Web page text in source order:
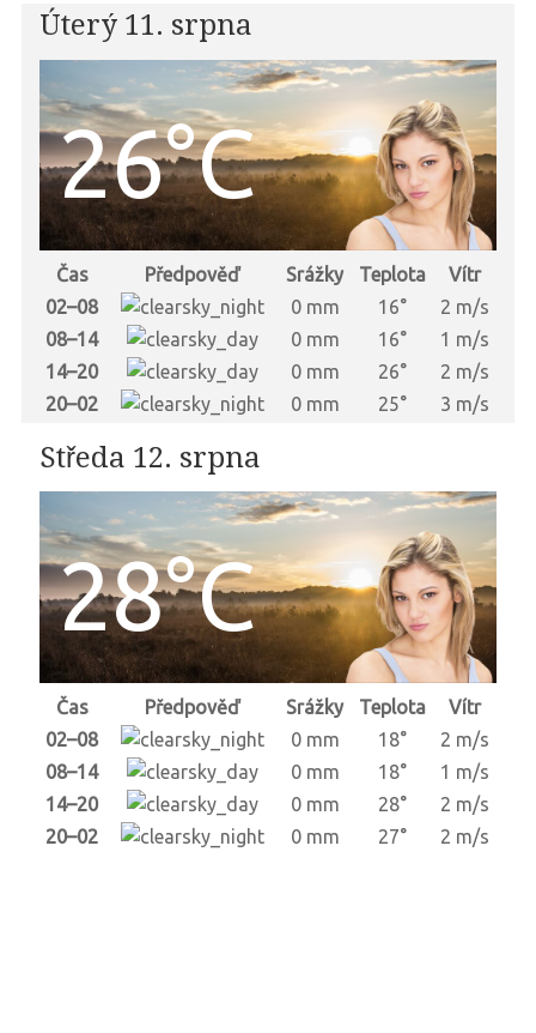
Úterý 11. srpna
26°C
Čas Předpověď Srážky Teplota
Vítr
02–08
0 mm 16°
2 m/s
08–14
0 mm 16°
1 m/s
14–20
0 mm 26°
2 m/s
20–02
0 mm 25° 3 m/s
Středa 12. srpna
28°C
Čas Předpověď Srážky Teplota
Vítr
02–08
0 mm 18°
2 m/s
08–14
0 mm 18°
1 m/s
14–20
0 mm 28°
2 m/s
20–02
0 mm 27° 2 m/s